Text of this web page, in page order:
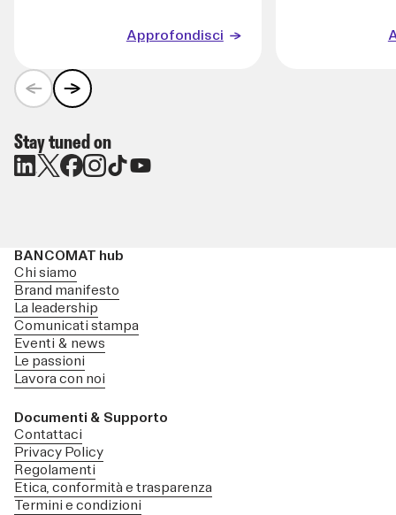
Approfondisci
Stay tuned on
BANCOMAT hub
Chi siamo
Brand manifesto
La leadership
Comunicati stampa
Eventi & news
Le passioni
Lavora con noi
Documenti & Supporto
Contattaci
Privacy Policy
Regolamenti
Etica, conformità e trasparenza
Termini e condizioni